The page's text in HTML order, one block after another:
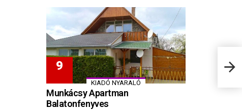
KIADÓ NYARALÓ
Munkácsy Apartman
Balatonfenyves